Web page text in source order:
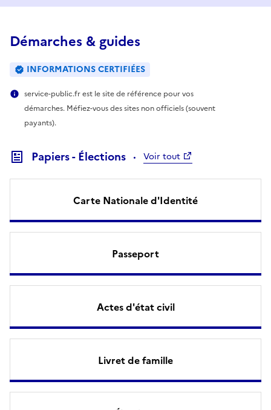
Démarches & guides
INFORMATIONS CERTIFIÉES
service-public.fr est le site de référence pour vos
démarches. Méfiez-vous des sites non officiels (souvent
payants).
Papiers - Élections Voir tout
Carte Nationale d'Identité
Passeport
Actes d'état civil
Livret de famille